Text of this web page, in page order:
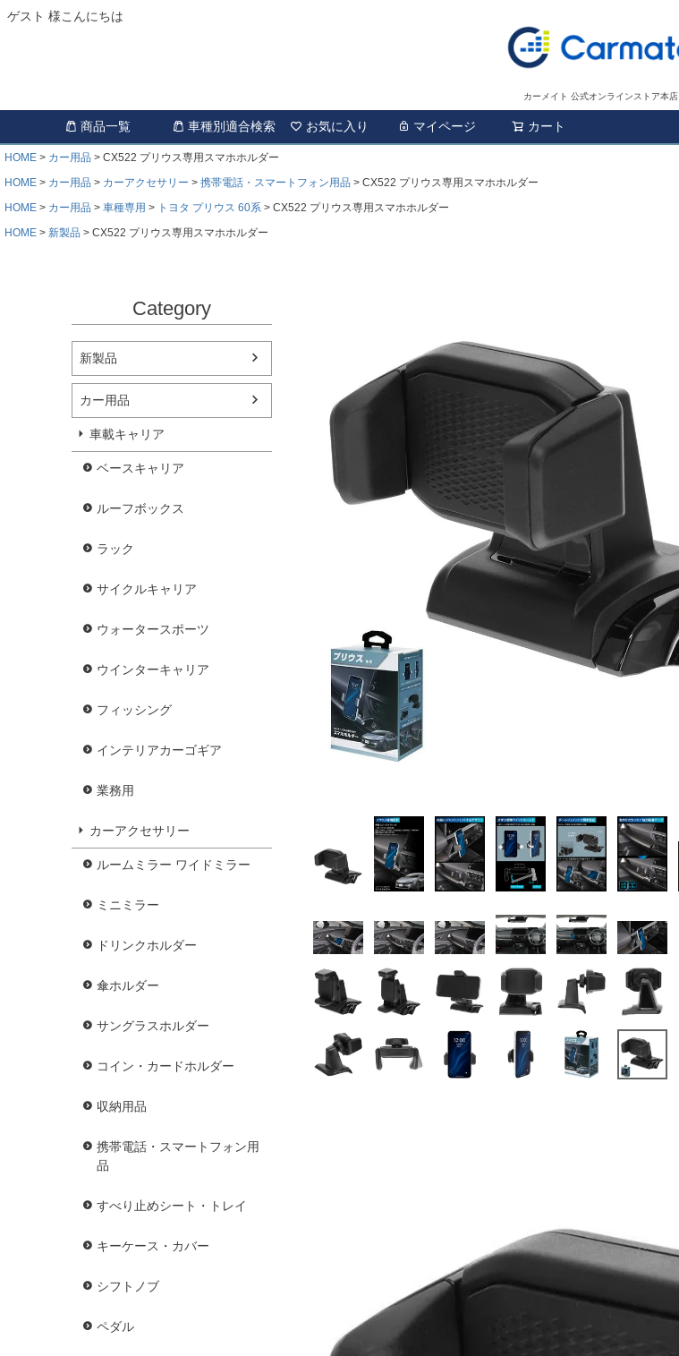
ゲスト 様こんにちは
カーメイト 公式オンラインストア本店
商品一覧 車種別適合検索 お気に入り マイページ カート
HOME カー用品
CX522 プリウス専用スマホホルダー
HOME
カー用品 カーアクセサリー 携帯電話・スマートフォン用品
CX522 プリウス専用スマホホルダー
HOME
カー用品 車種専用 トヨタ プリウス 60系
CX522 プリウス専用スマホホルダー
HOME
新製品 CX522 プリウス専用スマホホルダー
Category
新製品
カー用品
車載キャリア
ベースキャリア
ルーフボックス
ラック
サイクルキャリア
ウォータースポーツ
ウインターキャリア
フィッシング
インテリアカーゴギア
業務用
カーアクセサリー
ルームミラー ワイドミラー
ミニミラー
ドリンクホルダー
傘ホルダー
サングラスホルダー
コイン・カードホルダー
収納用品
携帯電話・スマートフォン用
品
すべり止めシート・トレイ
キーケース・カバー
シフトノブ
ペダル